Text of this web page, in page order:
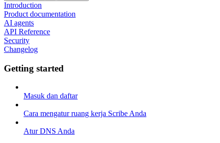
Introduction
Product documentation
AI agents
API Reference
Security
Changelog
Getting started
Masuk dan daftar
Cara mengatur ruang kerja Scribe Anda
Atur DNS Anda